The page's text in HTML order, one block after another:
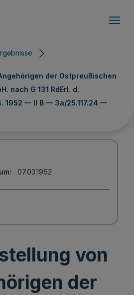
der Ostpreußischen
nach G 131 RdErl. d.
1952 — II B — 3a/25.117.24 —
07.03.1952
von
der